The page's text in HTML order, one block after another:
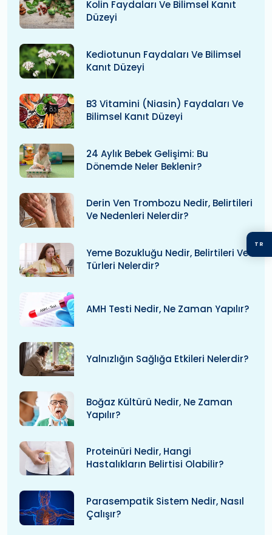
TR
Kolin Faydaları Ve Bilimsel Kanıt
Düzeyi
Kediotunun Faydaları Ve Bilimsel
Kanıt Düzeyi
B3 Vitamini (niasin) Faydaları Ve
Bilimsel Kanıt Düzeyi
24 Aylık Bebek Gelişimi: Bu
Dönemde Neler Beklenir?
Derin Ven Trombozu Nedir, Belirtileri
Ve Nedenleri Nelerdir?
Yeme Bozukluğu Nedir, Belirtileri Ve
Türleri Nelerdir?
AMH Testi Nedir, Ne Zaman Yapılır?
Yalnızlığın Sağlığa Etkileri Nelerdir?
Boğaz Kültürü Nedir, Ne Zaman
Yapılır?
Proteinüri Nedir, Hangi
Hastalıkların Belirtisi Olabilir?
Parasempatik Sistem Nedir, Nasıl
Çalışır?